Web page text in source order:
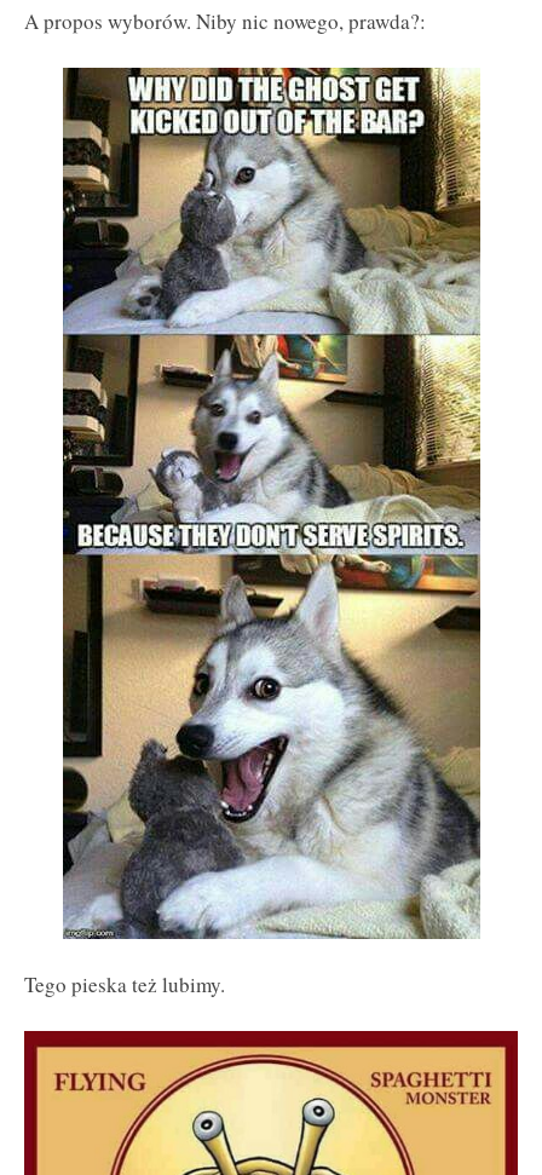
A propos wyborów. Niby nic nowego, prawda?:
Tego pieska też lubimy.